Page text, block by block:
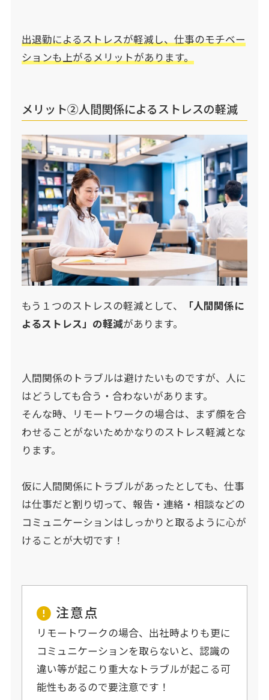
出退勤によるストレスが軽減し、仕事のモチベー
ションも上がるメリットがあります。
メリット②人間関係によるストレスの軽減
もう１つのストレスの軽減として、
「人間関係に
よるストレス」の軽減があります。
人間関係のトラブルは避けたいものですが、人に
はどうしても合う・合わないがあります。
そんな時、リモートワークの場合は、まず顔を合
わせることがないためかなりのストレス軽減とな
ります。
仮に人間関係にトラブルがあったとしても、仕事
は仕事だと割り切って、報告・連絡・相談などの
コミュニケーションはしっかりと取るように心が
けることが大切です！
注意点
リモートワークの場合、出社時よりも更に
コミュニケーションを取らないと、認識の
違い等が起こり重大なトラブルが起こる可
能性もあるので要注意です！